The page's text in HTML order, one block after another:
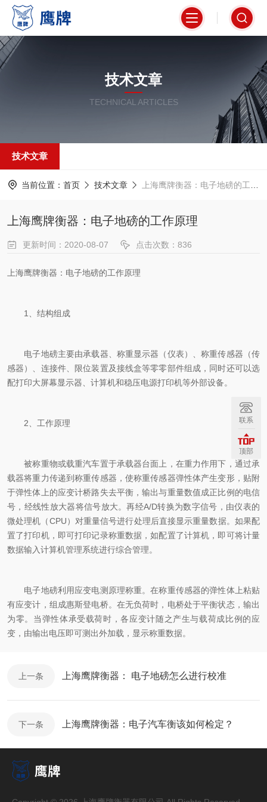
技术文章
TECHNICAL ARTICLES
技术文章
当前位置： 首页 技术文章 上海鹰牌衡器：电子地磅的工作原理
上海鹰牌衡器：电子地磅的工作原理
更新时间：2020-08-07 点击次数：836
上海鹰牌衡器：电子地磅的工作原理
1、结构组成
电子地磅主要由承载器、称重显示器（仪表）、称重传感器（传
感器）、连接件、限位装置及接线盒等零零部件组成，同时还可以选
配打印大屏幕显示器、计算机和稳压电源打印机等外部设备。
2、工作原理
被称重物或载重汽车置于承载器台面上，在重力作用下，通过承
载器将重力传递到称重传感器，使称重传感器弹性体产生变形，贴附
于弹性体上的应变计桥路失去平衡，输出与重量数值成正比例的电信
号，经线性放大器将信号放大。再经A/D转换为数字信号，由仪表的
微处理机（CPU）对重量信号进行处理后直接显示重量数据。如果配
置了打印机，即可打印记录称重数据，如配置了计算机，即可将计量
数据输入计算机管理系统进行综合管理。
电子地磅利用应变电测原理称重。在称重传感器的弹性体上粘贴
有应变计，组成惠斯登电桥。在无负荷时，电桥处于平衡状态，输出
为零。当弹性体承受载荷时，各应变计随之产生与载荷成比例的应
变，由输出电压即可测出外加载，显示称重数据。
上一条 上海鹰牌衡器： 电子地磅怎么进行校准
下一条 上海鹰牌衡器：电子汽车衡该如何检定？
联系
顶部